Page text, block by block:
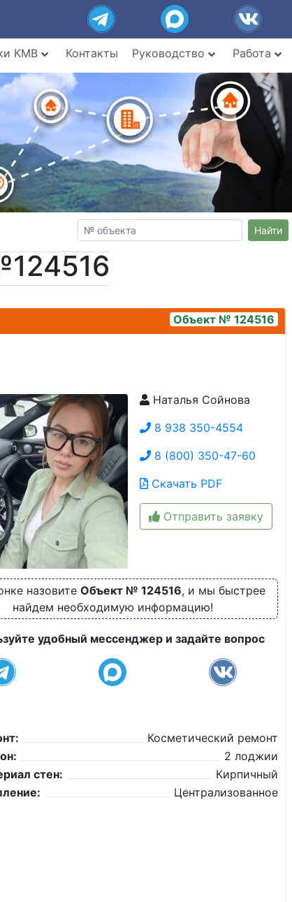
КМВ Контакты Руководство Работа
Найти
Объект № 124516
1000417386
Наталья Сойнова
8 938 350-4554
8 (800) 350-47-60
Скачать PDF
Отправить заявку
назовите Объект № 124516, и мы быстрее
найдем необходимую информацию!
удобный мессенджер и задайте вопрос
Косметический ремонт
2 лоджии
стен:
Кирпичный
Централизованное